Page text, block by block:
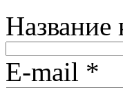
Название
E-mail *